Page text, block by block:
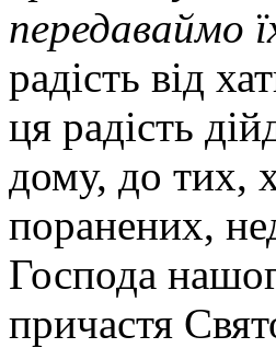
передаваймо
радість від
ця радість
дому, до тих,
поранених,
Господа
причастя